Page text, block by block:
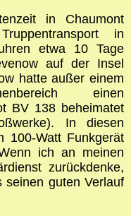
in Chaumont
in
etwa 10 Tage
auf der Insel
hatte außer einem
einen
BV 138 beheimatet
In diesen
100-Watt Funkgerät
ich an meinen
zurückdenke,
seinen guten Verlauf